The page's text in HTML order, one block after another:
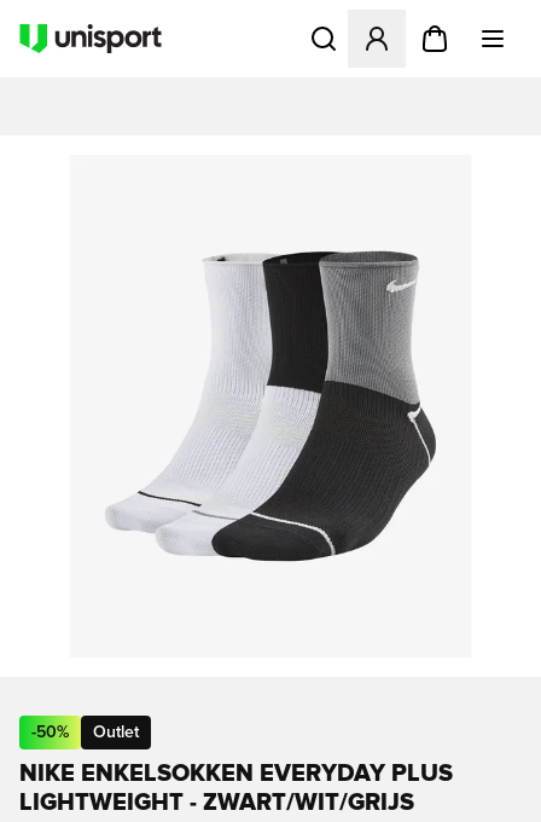
Opent een venster om in
-50% Outlet
NIKE ENKELSOKKEN EVERYDAY PLUS
LIGHTWEIGHT - ZWART/WIT/GRIJS